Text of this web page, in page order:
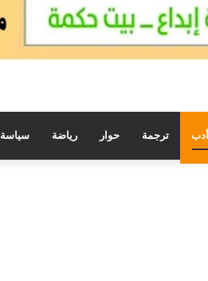
أدب ترجمة حوار رياضة سياسة